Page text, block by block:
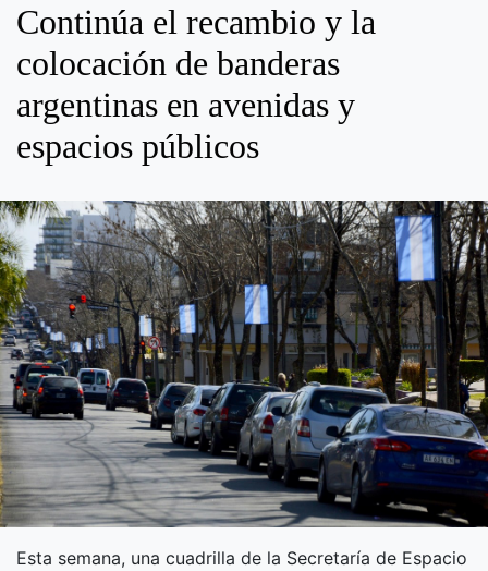
Continúa el recambio y la
colocación de banderas
argentinas en avenidas y
espacios públicos
Esta semana, una cuadrilla de la Secretaría de Espacio